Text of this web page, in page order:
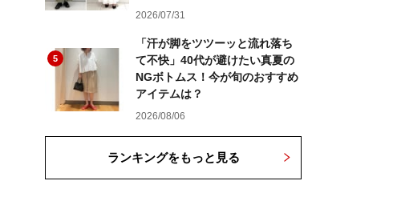
2026/07/31
5
「汗が脚をツツーッと流れ落ち
て不快」40代が避けたい真夏の
NGボトムス！今が旬のおすすめ
アイテムは？
2026/08/06
ランキングをもっと見る